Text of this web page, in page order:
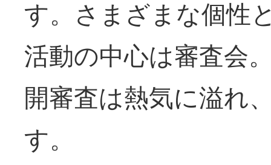
す。さまざまな個性
活動の中心は審査会
開審査は熱気に溢れ
す。